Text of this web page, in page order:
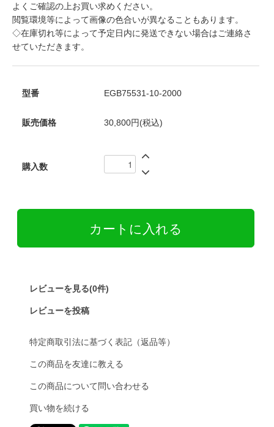
よくご確認の上お買い求めください。
閲覧環境等によって画像の色合いが異なることもあります。
◇在庫切れ等によって予定日内に発送できない場合はご連絡さ
せていただきます。
型番 EGB75531-10-2000
販売価格 30,800円(税込)
購入数
レビューを見る(0件)
レビューを投稿
特定商取引法に基づく表記（返品等）
この商品を友達に教える
この商品について問い合わせる
買い物を続ける